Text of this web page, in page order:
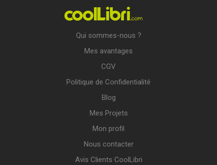
Qui sommes-nous ?
Mes avantages
CGV
Politique de Confidentialité
Blog
Mes Projets
Mon profil
Nous contacter
Avis Clients CoolLibri